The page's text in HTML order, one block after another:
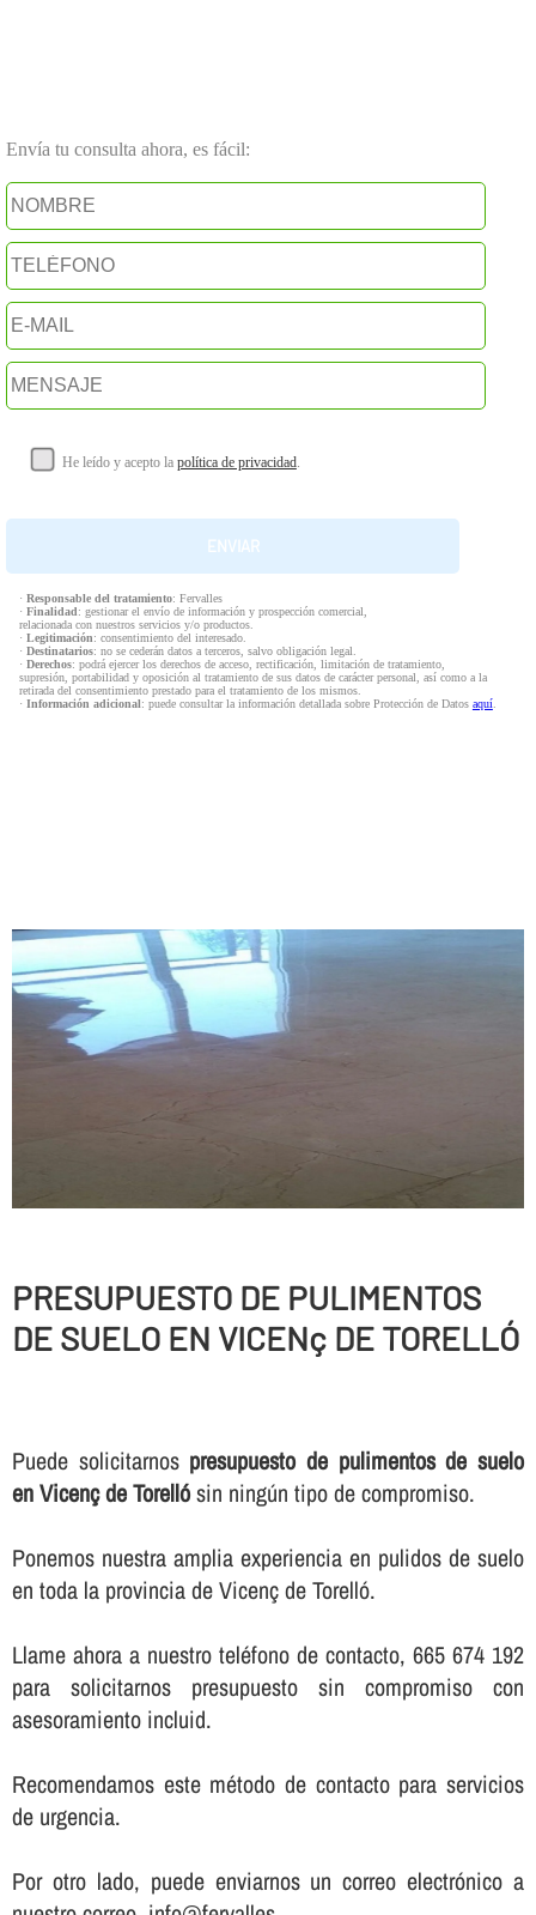
Envía tu consulta ahora, es fácil:
He leído y acepto la política de privacidad.
· Responsable del tratamiento: Fervalles
· Finalidad: gestionar el envío de información y prospección comercial,
relacionada con nuestros servicios y/o productos.
· Legitimación: consentimiento del interesado.
· Destinatarios: no se cederán datos a terceros, salvo obligación legal.
· Derechos: podrá ejercer los derechos de acceso, rectificación, limitación de tratamiento,
supresión, portabilidad y oposición al tratamiento de sus datos de carácter personal, así como a la
retirada del consentimiento prestado para el tratamiento de los mismos.
· Información adicional: puede consultar la información detallada sobre Protección de Datos aquí.
PRESUPUESTO DE PULIMENTOS
DE SUELO EN VICENç DE TORELLÓ
Puede solicitarnos presupuesto de pulimentos de suelo
en Vicenç de Torellósin ningún tipo de compromiso.
Ponemos nuestra amplia experiencia en pulidos de suelo
en toda la provincia de Vicenç de Torelló.
Llame ahora a nuestro teléfono de contacto, 665 674 192
para solicitarnos presupuesto sin compromiso con
asesoramiento incluid.
Recomendamos este método de contacto para servicios
de urgencia.
Por otro lado, puede enviarnos un correo electrónico a